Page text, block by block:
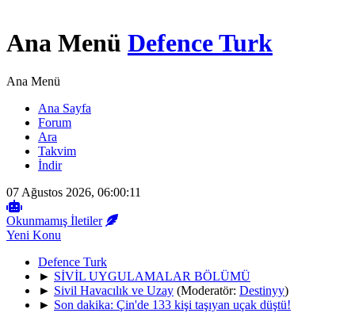
Ana Menü Defence Turk
Ana Menü
Ana Sayfa
Forum
Ara
Takvim
İndir
07 Ağustos 2026, 06:00:11
Okunmamış İletiler
Yeni Konu
Defence Turk
► SİVİL UYGULAMALAR BÖLÜMÜ
► Sivil Havacılık ve Uzay (Moderatör: Destinyy)
► Son dakika: Çin'de 133 kişi taşıyan uçak düştü!